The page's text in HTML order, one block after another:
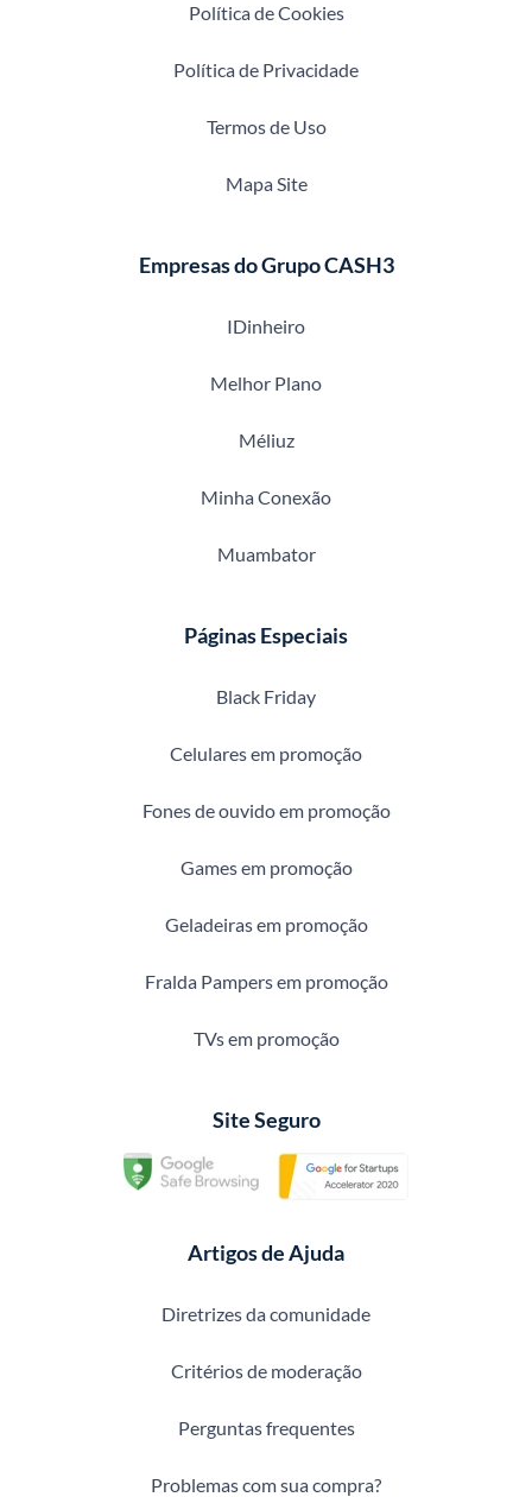
Política de Cookies
Política de Privacidade
Termos de Uso
Mapa Site
Empresas do Grupo CASH3
IDinheiro
Melhor Plano
Méliuz
Minha Conexão
Muambator
Páginas Especiais
Black Friday
Celulares em promoção
Fones de ouvido em promoção
Games em promoção
Geladeiras em promoção
Fralda Pampers em promoção
TVs em promoção
Site Seguro
Artigos de Ajuda
Diretrizes da comunidade
Critérios de moderação
Perguntas frequentes
Problemas com sua compra?